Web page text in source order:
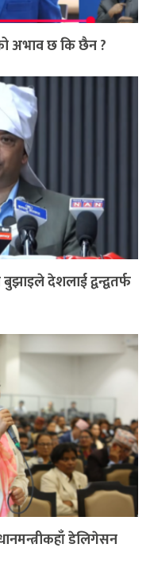
अभाव छ कि छैन ?
देशलाई द्वन्द्वतर्फ
डेलिगेसन